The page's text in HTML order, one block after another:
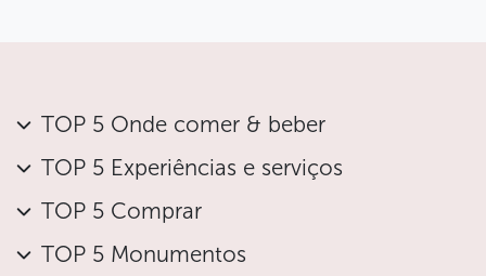
TOP 5 Onde comer & beber
TOP 5 Experiências e serviços
TOP 5 Comprar
TOP 5 Monumentos